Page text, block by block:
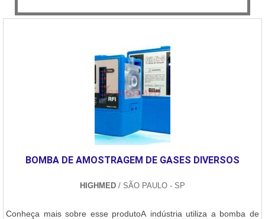
BOMBA DE AMOSTRAGEM DE GASES DIVERSOS
HIGHMED / SÃO PAULO - SP
Conheça mais sobre esse produtoA indústria utiliza a bomba de